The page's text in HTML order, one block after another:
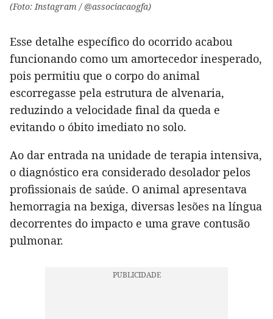
(Foto: Instagram / @associacaogfa)
Esse detalhe específico do ocorrido acabou
funcionando como um amortecedor inesperado,
pois permitiu que o corpo do animal
escorregasse pela estrutura de alvenaria,
reduzindo a velocidade final da queda e
evitando o óbito imediato no solo.
Ao dar entrada na unidade de terapia intensiva,
o diagnóstico era considerado desolador pelos
profissionais de saúde. O animal apresentava
hemorragia na bexiga, diversas lesões na língua
decorrentes do impacto e uma grave contusão
pulmonar.